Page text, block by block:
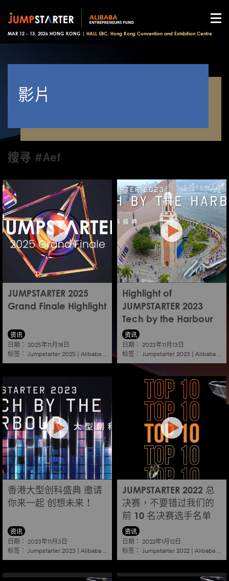
MAR 12 - 13, 2026 HONG KONG | HALL 5BC, Hong Kong Convention and Exhibition Centre
影片
搜寻 #Aef
JUMPSTARTER 2025
Grand Finale Highlight
资讯
日期： 2025年11月18日
标签： Jumpstarter 2025 | Alibaba Aef| Startup
Highlight of
JUMPSTARTER 2023
Tech by the Harbour
资讯
日期： 2023年11月13日
标签： Jumpstarter 2023 | Alibaba
香港大型创科盛典 邀请
你来一起 创想未来！
资讯
日期： 2023年11月3日
标签： Jumpstarter 2023 | Alibaba Startup
JUMPSTARTER 2022 总
决赛，不要错过我们的
前 10 名决赛选手名单
资讯
日期： 2022年1月12日
标签： Jumpstarter 2022 | Alibaba